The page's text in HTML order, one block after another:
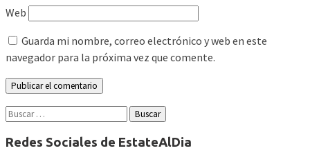
Web
Guarda mi nombre, correo electrónico y web en este
navegador para la próxima vez que comente.
Buscar:
Redes Sociales de EstateAlDia